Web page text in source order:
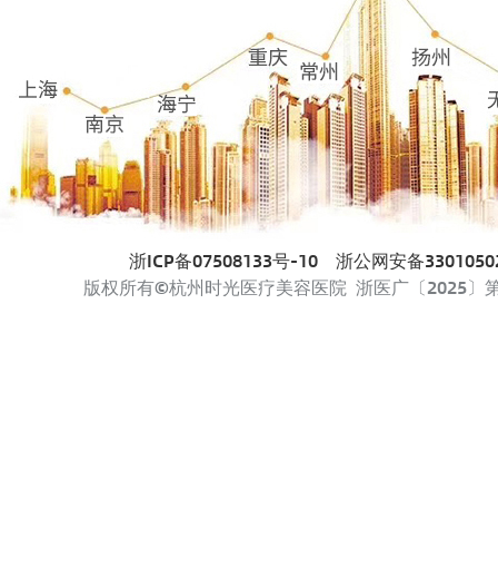
浙ICP备07508133号-10
浙公网安备
版权所有©杭州时光医疗美容医院 浙医广〔2025〕